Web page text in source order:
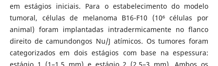
em estágios iniciais. Para o estabelecimento do modelo
tumoral, células de melanoma B16-F10 (10⁶ células por
animal) foram implantadas intradermicamente no flanco
direito de camundongos Nu/J atímicos. Os tumores foram
categorizados em dois estágios com base na espessura: